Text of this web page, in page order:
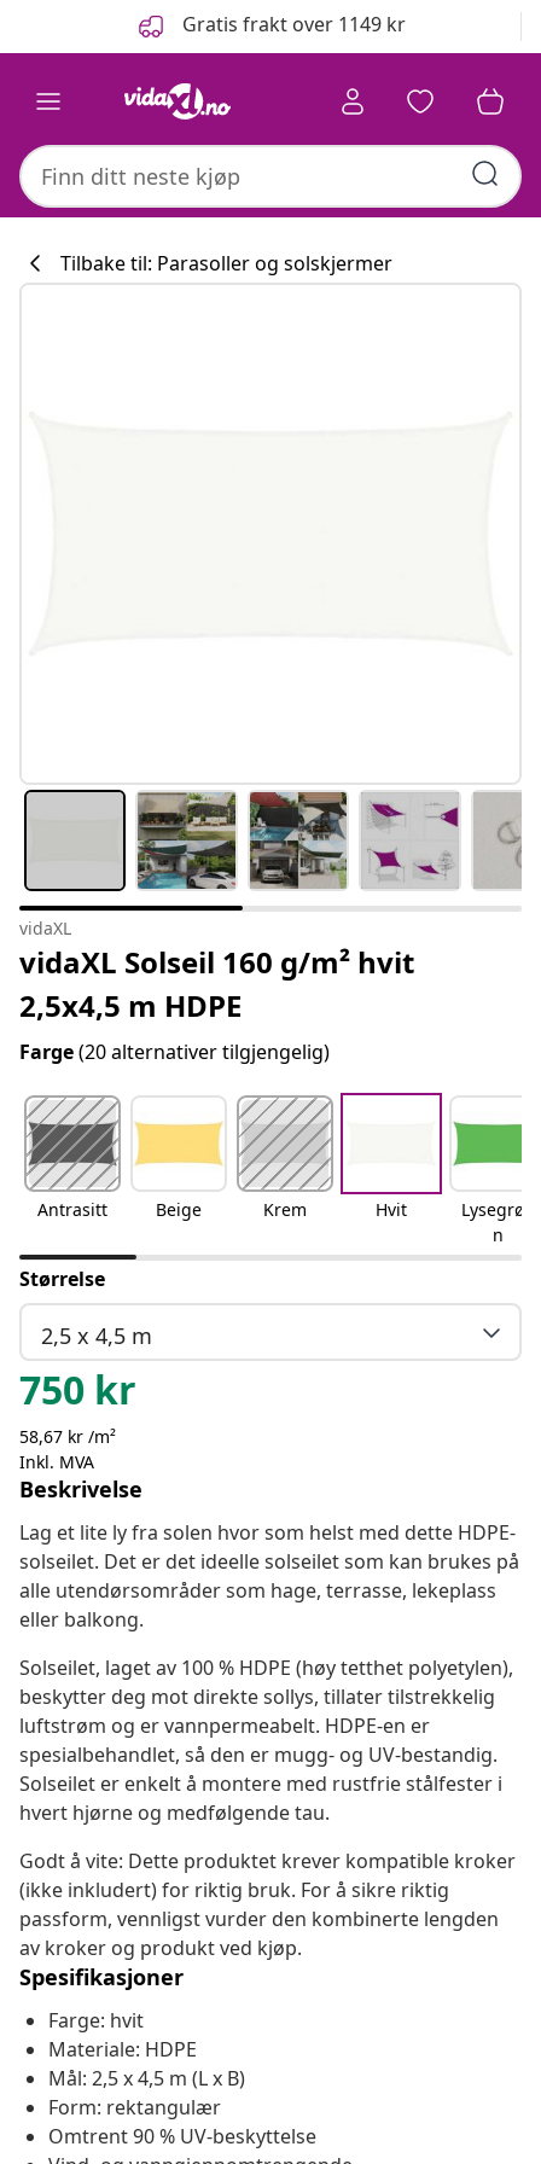
Gratis frakt over 1149 kr
Tilbake til: Parasoller og solskjermer
vidaXL
vidaXL Solseil 160 g/m² hvit
2,5x4,5 m HDPE
Farge(20 alternativer tilgjengelig)
Antrasitt Beige Krem Hvit
Lysegrøn
n
Størrelse
2,5 x 4,5 m
750 kr
58,67 kr /m²
Inkl. MVA
Beskrivelse
Lag et lite ly fra solen hvor som helst med dette HDPE-
solseilet. Det er det ideelle solseilet som kan brukes på
alle utendørsområder som hage, terrasse, lekeplass
eller balkong.
Solseilet, laget av 100 % HDPE (høy tetthet polyetylen),
beskytter deg mot direkte sollys, tillater tilstrekkelig
luftstrøm og er vannpermeabelt. HDPE-en er
spesialbehandlet, så den er mugg- og UV-bestandig.
Solseilet er enkelt å montere med rustfrie stålfester i
hvert hjørne og medfølgende tau.
Godt å vite: Dette produktet krever kompatible kroker
(ikke inkludert) for riktig bruk. For å sikre riktig
passform, vennligst vurder den kombinerte lengden
av kroker og produkt ved kjøp.
Spesifikasjoner
Farge: hvit
Materiale: HDPE
Mål: 2,5 x 4,5 m (L x B)
Form: rektangulær
Omtrent 90 % UV-beskyttelse